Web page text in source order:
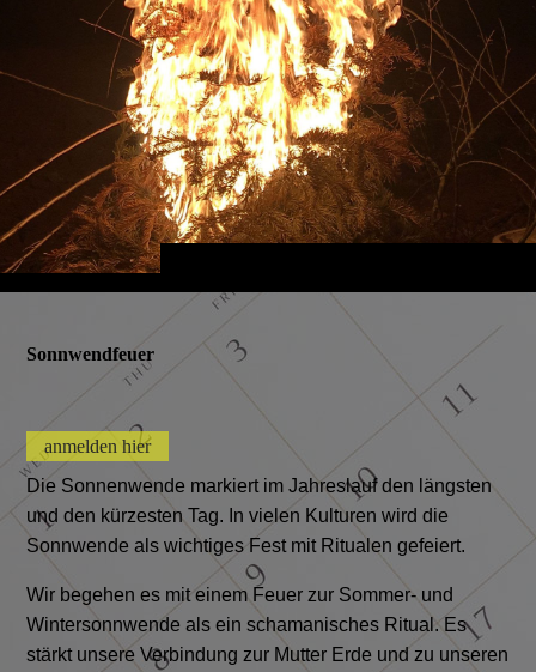
Sonnwendfeuer
anmelden hier
Die Sonnenwende markiert im Jahreslauf den längsten
und den kürzesten Tag. In vielen Kulturen wird die
Sonnwende als wichtiges Fest mit Ritualen gefeiert.
Wir begehen es mit einem Feuer zur Sommer- und
Wintersonnwende als ein schamanisches Ritual. Es
stärkt unsere Verbindung zur Mutter Erde und zu unseren